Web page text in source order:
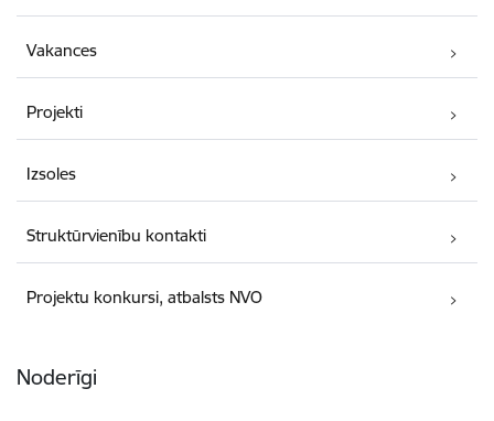
Vakances
Projekti
Izsoles
Struktūrvienību kontakti
Projektu konkursi, atbalsts NVO
Noderīgi